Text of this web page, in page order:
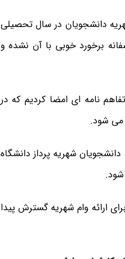
شهریه دانشجویان در سال تحصیلی
برخورد خوبی با آن نشده و
نامه ای امضا کردیم که در
شهریه پرداز دانشگاه
شود.
ارائه وام شهریه گسترش پیدا